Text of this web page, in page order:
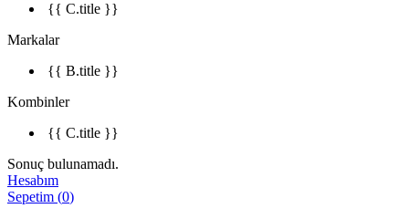
{{ C.title }}
Markalar
{{ B.title }}
Kombinler
{{ C.title }}
Sonuç bulunamadı.
Hesabım
Sepetim (0)